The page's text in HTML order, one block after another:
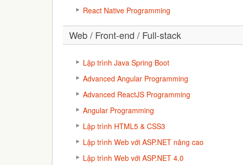
React Native Programming
Web / Front-end / Full-stack
Lập trình Java Spring Boot
Advanced Angular Programming
Advanced ReactJS Programming
Angular Programming
Lập trình HTML5 & CSS3
Lập trình Web với ASP.NET nâng cao
Lập trình Web với ASP.NET 4.0